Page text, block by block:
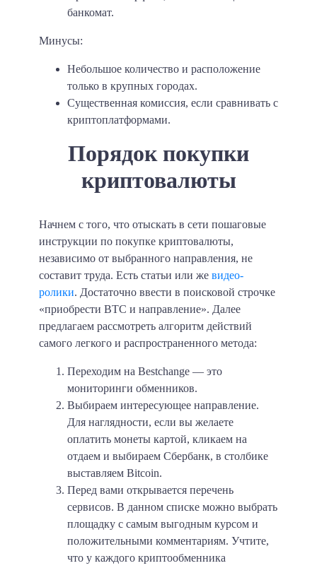
банкомат.
Минусы:
Небольшое количество и расположение
только в крупных городах.
Существенная комиссия, если сравнивать с
криптоплатформами.
Порядок покупки
криптовалюты
Начнем с того, что отыскать в сети пошаговые
инструкции по покупке криптовалюты,
независимо от выбранного направления, не
составит труда. Есть статьи или же видео-
ролики. Достаточно ввести в поисковой строчке
«приобрести BTC и направление». Далее
предлагаем рассмотреть алгоритм действий
самого легкого и распространенного метода:
Переходим на Bestchange — это
мониторинги обменников.
Выбираем интересующее направление.
Для наглядности, если вы желаете
оплатить монеты картой, кликаем на
отдаем и выбираем Сбербанк, в столбике
выставляем Bitcoin.
Перед вами открывается перечень
сервисов. В данном списке можно выбрать
площадку с самым выгодным курсом и
положительными комментариям. Учтите,
что у каждого криптообменника